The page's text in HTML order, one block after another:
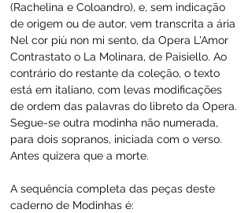
(Rachelina e Coloandro), e, sem indicação
de origem ou de autor, vem transcrita a ária
Nel cor più non mi sento, da Opera L'Amor
Contrastato o La Molinara, de Paisiello. Ao
contrário do restante da coleção, o texto
está em italiano, com levas modificações
de ordem das palavras do libreto da Opera.
Segue-se outra modinha não numerada,
para dois sopranos, iniciada com o verso.
Antes quizera que a morte.
A sequência completa das peças deste
caderno de Modinhas é: